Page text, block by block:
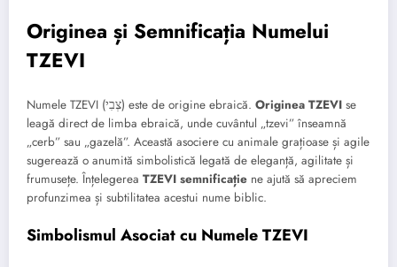
Originea și Semnificația Numelui
TZEVI
Numele TZEVI (צְבִי) este de origine ebraică. Originea TZEVI se
leagă direct de limba ebraică, unde cuvântul „tzevi” înseamnă
„cerb” sau „gazelă”. Această asociere cu animale grațioase și agile
sugerează o anumită simbolistică legată de eleganță, agilitate și
frumusețe. Înțelegerea TZEVI semnificație ne ajută să apreciem
profunzimea și subtilitatea acestui nume biblic.
Simbolismul Asociat cu Numele TZEVI